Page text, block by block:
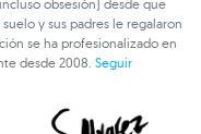
obsesión) desde que
y sus padres le regalaron
se ha profesionalizado en
desde 2008.Seguir